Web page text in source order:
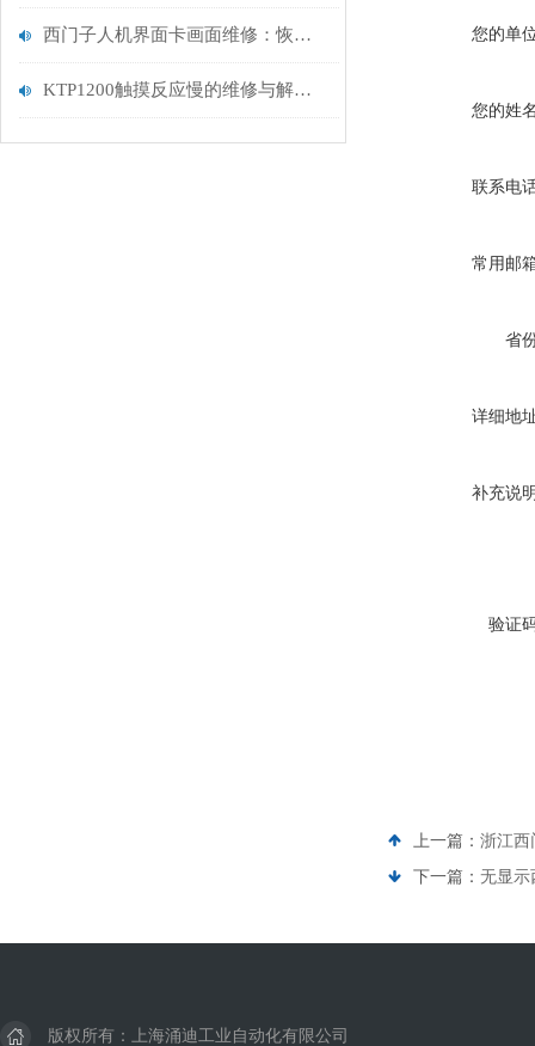
西门子人机界面卡画面维修：恢复高效交互的关键步骤
KTP1200触摸反应慢的维修与解决方案
您的单
您的姓
联系电
常用邮
省
详细地
补充说
验证
上一篇： 浙江西
下一篇： 无显示
版权所有：上海涌迪工业自动化有限公司